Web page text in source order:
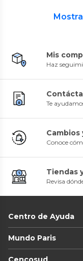
Mis
Haz
Te
Cambios
Conoce
Tiendas
Revisa
Centro de Ayuda
Mundo Paris